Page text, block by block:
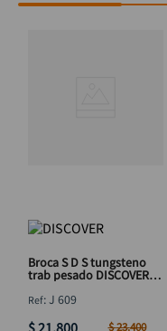
Broca S D S tungsteno
trab pesado DISCOVER
:J 609
$21.800 $23.400